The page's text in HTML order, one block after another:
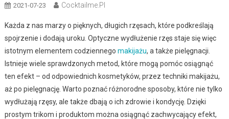
2021-07-23 Cocktailme.pl
Każda z nas marzy o pięknych, długich rzęsach, które podkreślają
spojrzenie i dodają uroku. Optyczne wydłużenie rzęs staje się więc
istotnym elementem codziennego makijażu, a także pielęgnacji.
Istnieje wiele sprawdzonych metod, które mogą pomóc osiągnąć
ten efekt – od odpowiednich kosmetyków, przez techniki makijażu,
aż po pielęgnację. Warto poznać różnorodne sposoby, które nie tylko
wydłużają rzęsy, ale także dbają o ich zdrowie i kondycję. Dzięki
prostym trikom i produktom można osiągnąć zachwycający efekt,